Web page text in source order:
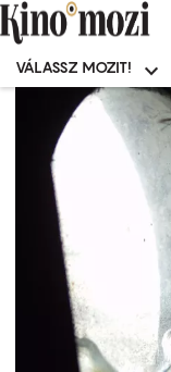
tartalomra
Moziválasztó
menü
VÁLASSZ MOZIT!